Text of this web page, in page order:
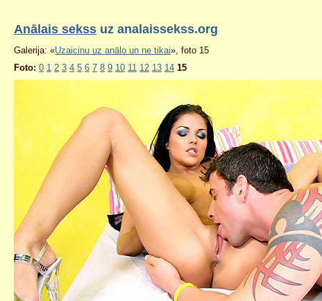
Anālais sekss uz analaissekss.org
Galerija: «Uzaicinu uz anālo un ne tikai», foto 15
Foto: 0 1 2 3 4 5 6 7 8 9 10 11 12 13 14 15